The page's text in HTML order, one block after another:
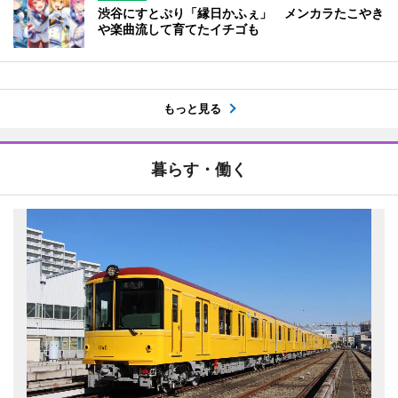
渋谷にすとぷり「縁日かふぇ」 メンカラたこやき
や楽曲流して育てたイチゴも
もっと見る
暮らす・働く